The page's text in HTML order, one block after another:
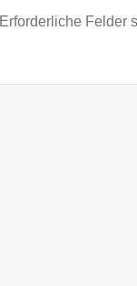
Erforderliche Felder